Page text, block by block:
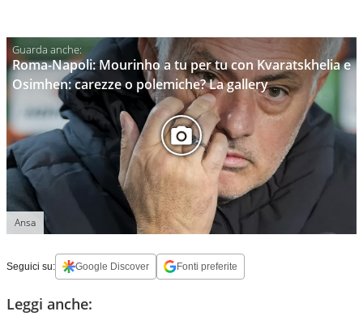
Roma-Napoli: Mourinho a tu per tu con Kvaratskhelia e
Osimhen: carezze o polemiche? La gallery
Ansa
Seguici su: Google Discover Fonti preferite
Leggi anche: